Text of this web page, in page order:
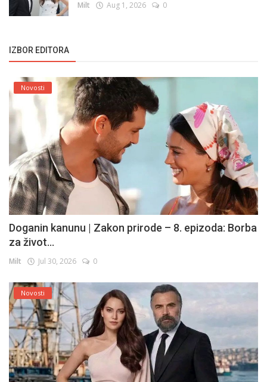
Milt Aug 1, 2026 0
IZBOR EDITORA
Novosti
Doganin kanunu | Zakon prirode – 8. epizoda: Borba
za život...
Milt Jul 30, 2026 0
Novosti